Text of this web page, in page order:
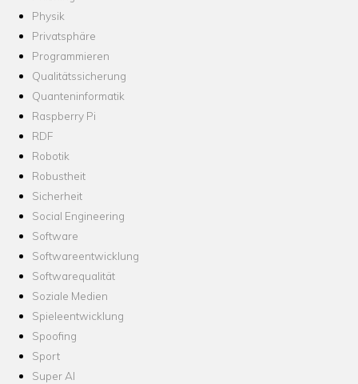
Physik
Privatsphäre
Programmieren
Qualitätssicherung
Quanteninformatik
Raspberry Pi
RDF
Robotik
Robustheit
Sicherheit
Social Engineering
Software
Softwareentwicklung
Softwarequalität
Soziale Medien
Spieleentwicklung
Spoofing
Sport
Super AI